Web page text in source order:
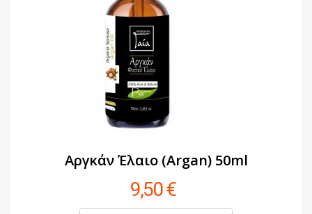
Αργκάν Έλαιο (Argan) 50ml
9,50 €